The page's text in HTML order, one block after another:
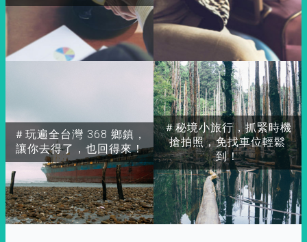
＃玩遍全台灣 368 鄉鎮，
讓你去得了，也回得來！
＃秘境小旅行，抓緊時機
搶拍照，免找車位輕鬆
到！